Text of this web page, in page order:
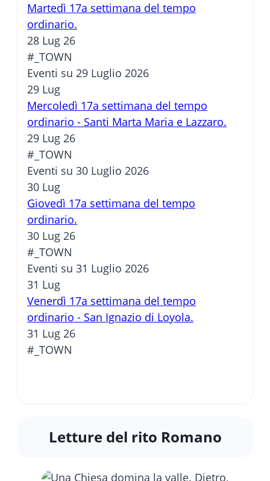
Martedì 17a settimana del tempo
ordinario.
28 Lug 26
#_TOWN
Eventi su 29 Luglio 2026
29 Lug
Mercoledì 17a settimana del tempo
ordinario - Santi Marta Maria e Lazzaro.
29 Lug 26
#_TOWN
Eventi su 30 Luglio 2026
30 Lug
Giovedì 17a settimana del tempo
ordinario.
30 Lug 26
#_TOWN
Eventi su 31 Luglio 2026
31 Lug
Venerdì 17a settimana del tempo
ordinario - San Ignazio di Loyola.
31 Lug 26
#_TOWN
Letture del rito Romano